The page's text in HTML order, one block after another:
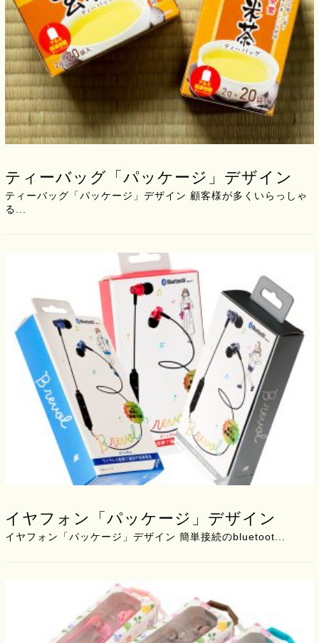
ティーバッグ「パッケージ」デザイン
ティーバッグ「パッケージ」デザイン 顧客様が多くいらっしゃ
る...
イヤフォン「パッケージ」デザイン
イヤフォン「パッケージ」デザイン 簡単接続のbluetoot...